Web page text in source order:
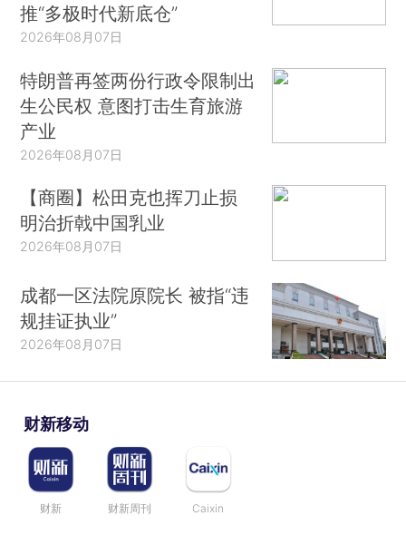
推“多极时代新底仓”
2026年08月07日
特朗普再签两份行政令限制出
生公民权 意图打击生育旅游
产业
2026年08月07日
【商圈】松田克也挥刀止损
明治折戟中国乳业
2026年08月07日
成都一区法院原院长 被指“违
规挂证执业”
2026年08月07日
财新移动
财新 财新周刊 Caixin